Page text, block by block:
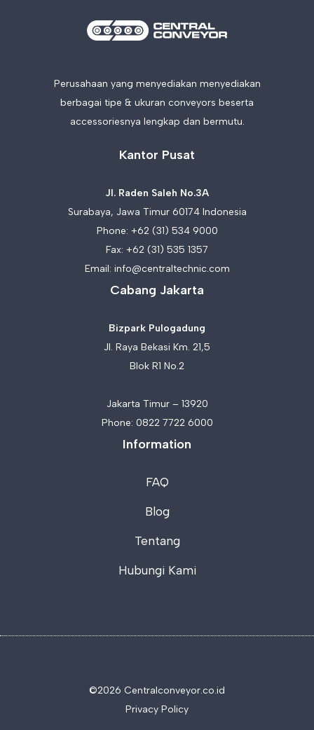
Perusahaan yang menyediakan menyediakan
berbagai tipe & ukuran conveyors beserta
accessoriesnya lengkap dan bermutu.
Kantor Pusat
Jl. Raden Saleh No.3A
Surabaya, Jawa Timur 60174 Indonesia
Phone: +62 (31) 534 9000
Fax: +62 (31) 535 1357
Email: info@centraltechnic.com
Cabang Jakarta
Bizpark Pulogadung
Jl. Raya Bekasi Km. 21,5
Blok R1 No.2
Jakarta Timur – 13920
Phone: 0822 7722 6000
Information
FAQ
Blog
Tentang
Hubungi Kami
©2026 Centralconveyor.co.id
Privacy Policy